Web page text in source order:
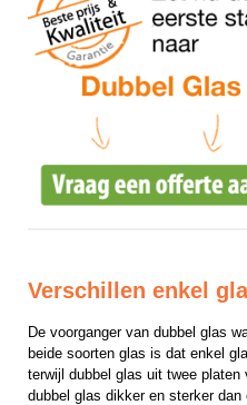
Verschillen enkel
De voorganger van dubbel glas
beide soorten glas is dat enkel
terwijl dubbel glas uit twee
dubbel glas dikker en sterker